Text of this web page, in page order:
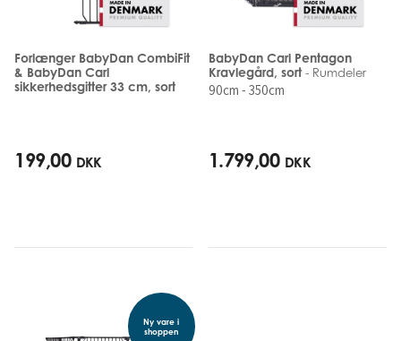
Forlænger BabyDan CombiFit
& BabyDan Carl
sikkerhedsgitter 33 cm, sort
199,00 DKK
BabyDan Carl Pentagon
Kravlegård, sort - Rumdeler
90cm - 350cm
1.799,00 DKK
Ny vare i
shoppen